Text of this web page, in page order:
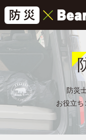
防災
お役立